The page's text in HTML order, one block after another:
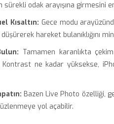
sürekli odak arayışına girmesini
Kısaltın: Gece modu
hareket bulanıklığını
Tamamen karanlıkta
ne kadar yüksekse,
Bazen Live Photo özelliği,
yol açabilir.